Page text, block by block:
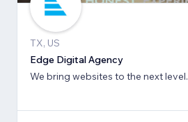
TX, US
Edge Digital Agency
We bring websites to the next level.